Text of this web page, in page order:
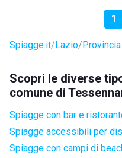
1
Spiagge.it Lazio
Scopri le diverse
comune di
Spiagge con bar e
Spiagge accessibili per
Spiagge con campi di